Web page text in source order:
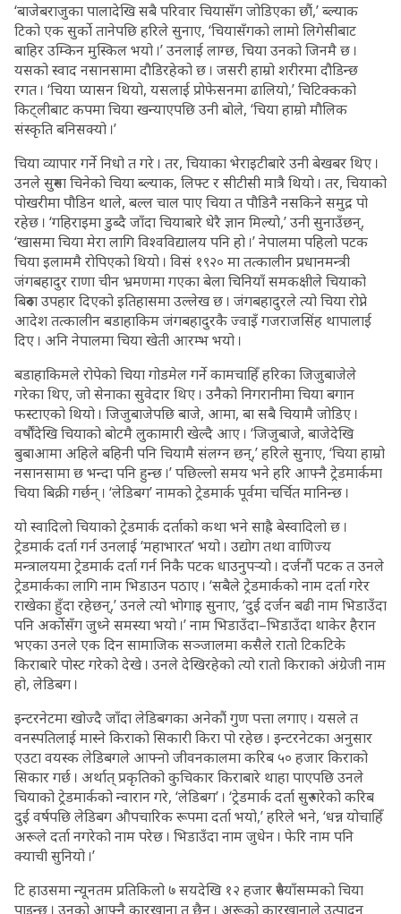
‘बाजेबराजुका पालादेखि सबै परिवार चियासँग जोडिएका छौं,’ ब्ल्याक
टिको एक सुर्को तानेपछि हरिले सुनाए, ‘चियासँगको लामो लिगेसीबाट
बाहिर उम्किन मुस्किल भयो ।’ उनलाई लाग्छ, चिया उनको जिनमै छ ।
यसको स्वाद नसानसामा दौडिरहेको छ । जसरी हाम्रो शरीरमा दौडिन्छ
रगत । ‘चिया प्यासन थियो, यसलाई प्रोफेसनमा ढालियो,’ चिटिक्कको
किट्लीबाट कपमा चिया खन्याएपछि उनी बोले, ‘चिया हाम्रो मौलिक
संस्कृति बनिसक्यो ।’
चिया व्यापार गर्ने निधो त गरे । तर, चियाका भेराइटीबारे उनी बेखबर थिए ।
उनले सुरुमा चिनेको चिया ब्ल्याक, लिफ्ट र सीटीसी मात्रै थियो । तर, चियाको
पोखरीमा पौडिन थाले, बल्ल चाल पाए चिया त पौडिनै नसकिने समुद्र पो
रहेछ । ‘गहिराइमा डुब्दै जाँदा चियाबारे धेरै ज्ञान मिल्यो,’ उनी सुनाउँछन्,
‘खासमा चिया मेरा लागि विश्वविद्यालय पनि हो ।’ नेपालमा पहिलो पटक
चिया इलाममै रोपिएको थियो । विसं १९२० मा तत्कालीन प्रधानमन्त्री
जंगबहादुर राणा चीन भ्रमणमा गएका बेला चिनियाँ समकक्षीले चियाको
बिरुवा उपहार दिएको इतिहासमा उल्लेख छ । जंगबहादुरले त्यो चिया रोप्ने
आदेश तत्कालीन बडाहाकिम जंगबहादुरकै ज्वाइँ गजराजसिंह थापालाई
दिए । अनि नेपालमा चिया खेती आरम्भ भयो ।
बडाहाकिमले रोपेको चिया गोडमेल गर्ने कामचाहिँ हरिका जिजुबाजेले
गरेका थिए, जो सेनाका सुवेदार थिए । उनैको निगरानीमा चिया बगान
फस्टाएको थियो । जिजुबाजेपछि बाजे, आमा, बा सबै चियामै जोडिए ।
वर्षौंदेखि चियाको बोटमै लुकामारी खेल्दै आए । ‘जिजुबाजे, बाजेदेखि
बुबाआमा अहिले बहिनी पनि चियामै संलग्न छन्,’ हरिले सुनाए, ‘चिया हाम्रो
नसानसामा छ भन्दा पनि हुन्छ ।’ पछिल्लो समय भने हरि आफ्नै ट्रेडमार्कमा
चिया बिक्री गर्छन् । ‘लेडिबग’ नामको ट्रेडमार्क पूर्वमा चर्चित मानिन्छ ।
यो स्वादिलो चियाको ट्रेडमार्क दर्ताको कथा भने साह्रै बेस्वादिलो छ ।
ट्रेडमार्क दर्ता गर्न उनलाई ‘महाभारत’ भयो । उद्योग तथा वाणिज्य
मन्त्रालयमा ट्रेडमार्क दर्ता गर्न निकै पटक धाउनुपर्‍यो । दर्जनौं पटक त उनले
ट्रेडमार्कका लागि नाम भिडाउन पठाए । ‘सबैले ट्रेडमार्कको नाम दर्ता गरेर
राखेका हुँदा रहेछन्,’ उनले त्यो भोगाइ सुनाए, ‘दुई दर्जन बढी नाम भिडाउँदा
पनि अर्कोसँग जुध्ने समस्या भयो ।’ नाम भिडाउँदा–भिडाउँदा थाकेर हैरान
भएका उनले एक दिन सामाजिक सञ्जालमा कसैले रातो टिकटिके
किराबारे पोस्ट गरेको देखे । उनले देखिरहेको त्यो रातो किराको अंग्रेजी नाम
हो, लेडिबग ।
इन्टरनेटमा खोज्दै जाँदा लेडिबगका अनेकौं गुण पत्ता लगाए । यसले त
वनस्पतिलाई मास्ने किराको सिकारी किरा पो रहेछ । इन्टरनेटका अनुसार
एउटा वयस्क लेडिबगले आफ्नो जीवनकालमा करिब ५० हजार किराको
सिकार गर्छ । अर्थात् प्रकृतिको कुचिकार किराबारे थाहा पाएपछि उनले
चियाको ट्रेडमार्कको न्वारान गरे, ‘लेडिबग’ । ‘ट्रेडमार्क दर्ता सुरु गरेको करिब
दुई वर्षपछि लेडिबग औपचारिक रूपमा दर्ता भयो,’ हरिले भने, ‘धन्न योचाहिँ
अरूले दर्ता नगरेको नाम परेछ । भिडाउँदा नाम जुधेन । फेरि नाम पनि
क्याची सुनियो ।’
टि हाउसमा न्यूनतम प्रतिकिलो ७ सयदेखि १२ हजार रुपैयाँसम्मको चिया
पाइन्छ । उनको आफ्नै कारखाना त छैन । अरूको कारखानाले उत्पादन